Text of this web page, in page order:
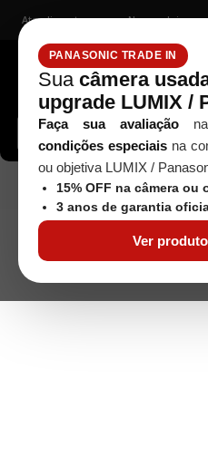
PANASONIC TRADE IN
Sua câmera
upgrade LUMIX /
Faça sua avaliação
condições especiaisna
ou objetiva LUMIX /
15% OFF na câmera
3 anos de garantia
Ver
Atendimento Nossas lojas
Buscar câmeras, lentes,
Seminovos Objetivas
Hasselblad Distagon 50mm F/4